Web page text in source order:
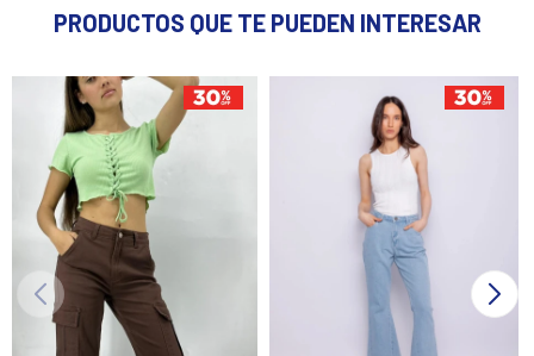
PRODUCTOS QUE TE PUEDEN INTERESAR